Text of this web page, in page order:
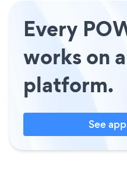
Every
works on
platform.
See